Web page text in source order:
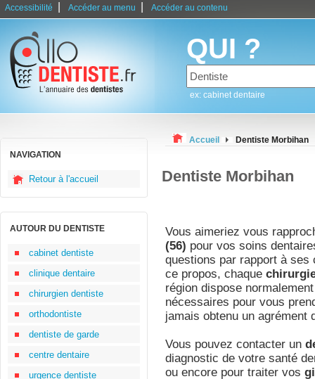
Accessibilité Accéder au menu Accéder au contenu
QUI ?
ex: cabinet dentaire
NAVIGATION
Retour à l'accueil
AUTOUR DU DENTISTE
cabinet dentiste
clinique dentaire
chirurgien dentiste
orthodontiste
dentiste de garde
centre dentaire
urgence dentiste
Accueil Dentiste Morbihan
Dentiste Morbihan
Vous aimeriez vous
(56) pour vos soins
questions par rapport à
ce propos, chaque
région dispose
nécessaires pour vous
jamais obtenu un agrément
Vous pouvez contacter un
diagnostic de votre santé
ou encore pour traiter vos